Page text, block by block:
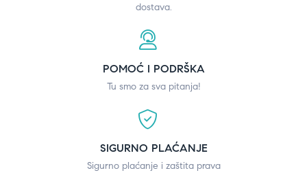
dostava.
POMOĆ I PODRŠKA
Tu smo za sva pitanja!
SIGURNO PLAĆANJE
Sigurno plaćanje i zaštita prava